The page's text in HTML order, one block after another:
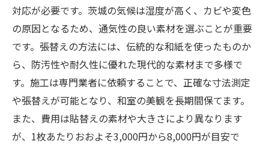
対応が必要です。茨城の気候は湿度が高く、カビや変色
の原因となるため、通気性の良い素材を選ぶことが重要
です。張替えの方法には、伝統的な和紙を使ったものか
ら、防汚性や耐久性に優れた現代的な素材まで多様で
す。施工は専門業者に依頼することで、正確な寸法測定
や張替えが可能となり、和室の美観を長期間保てます。
また、費用は貼替えの素材や大きさにより異なります
が、1枚あたりおおよそ3,000円から8,000円が目安で